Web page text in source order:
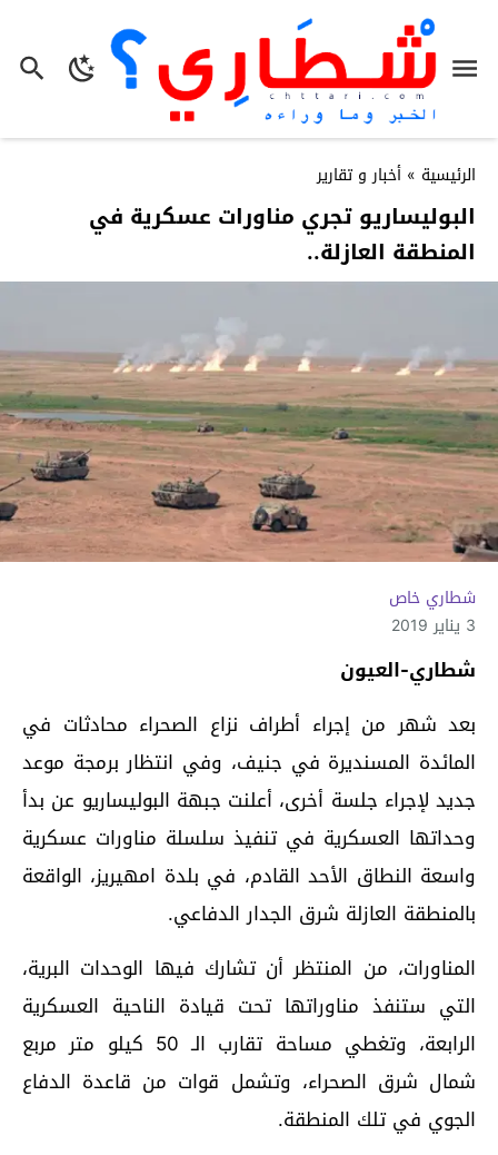
الرئيسية » أخبار و تقارير
البوليساريو تجري مناورات عسكرية في
المنطقة العازلة..
شطاري خاص
3 يناير 2019
شطاري-العيون
بعد شهر من إجراء أطراف نزاع الصحراء محادثات في
المائدة المسنديرة في جنيف، وفي انتظار برمجة موعد
جديد لإجراء جلسة أخرى، أعلنت جبهة البوليساريو عن بدأ
وحداتها العسكرية في تنفيذ سلسلة مناورات عسكرية
واسعة النطاق الأحد القادم، في بلدة امهيريز، الواقعة
بالمنطقة العازلة شرق الجدار الدفاعي.
المناورات، من المنتظر أن تشارك فيها الوحدات البرية،
التي ستنفذ مناوراتها تحت قيادة الناحية العسكرية
الرابعة، وتغطي مساحة تقارب الـ 50 كيلو متر مربع
شمال شرق الصحراء، وتشمل قوات من قاعدة الدفاع
الجوي في تلك المنطقة.